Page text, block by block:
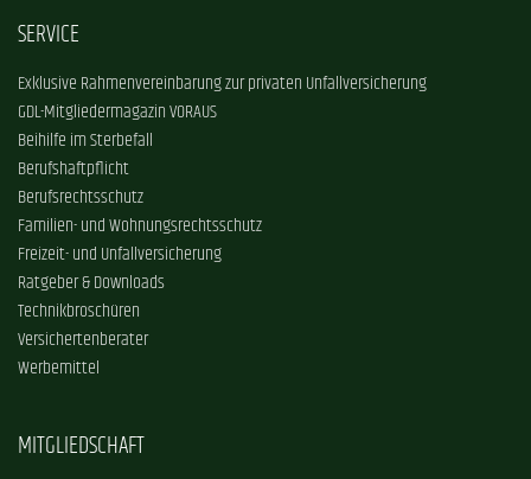
SERVICE
Exklusive Rahmenvereinbarung zur privaten Unfallversicherung
GDL-Mitgliedermagazin VORAUS
Beihilfe im Sterbefall
Berufshaftpflicht
Berufsrechtsschutz
Familien- und Wohnungsrechtsschutz
Freizeit- und Unfallversicherung
Ratgeber & Downloads
Technikbroschüren
Versichertenberater
Werbemittel
MITGLIEDSCHAFT